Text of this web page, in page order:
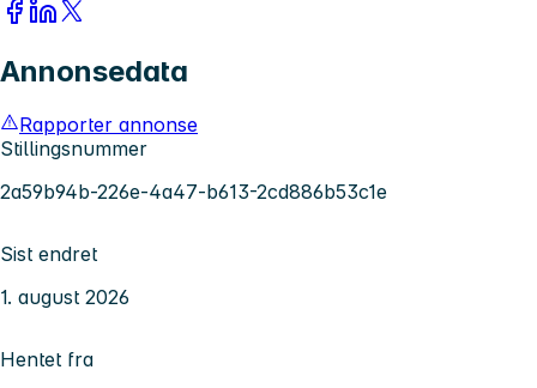
Annonsedata
Rapporter annonse
Stillingsnummer
2a59b94b-226e-4a47-b613-2cd886b53c1e
Sist endret
1. august 2026
Hentet fra